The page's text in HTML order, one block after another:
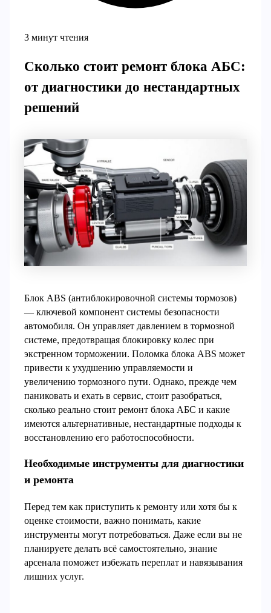
3 минут чтения
Сколько стоит ремонт блока АБС:
от диагностики до нестандартных
решений
Блок ABS (антиблокировочной системы тормозов)
— ключевой компонент системы безопасности
автомобиля. Он управляет давлением в тормозной
системе, предотвращая блокировку колес при
экстренном торможении. Поломка блока ABS может
привести к ухудшению управляемости и
увеличению тормозного пути. Однако, прежде чем
паниковать и ехать в сервис, стоит разобраться,
сколько реально стоит ремонт блока АБС и какие
имеются альтернативные, нестандартные подходы к
восстановлению его работоспособности.
Необходимые инструменты для диагностики
и ремонта
Перед тем как приступить к ремонту или хотя бы к
оценке стоимости, важно понимать, какие
инструменты могут потребоваться. Даже если вы не
планируете делать всё самостоятельно, знание
арсенала поможет избежать переплат и навязывания
лишних услуг.